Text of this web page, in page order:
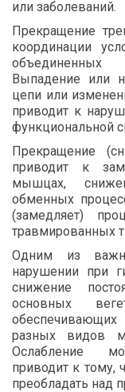
или заболеваний.
Прекращение
координации
Выпадение или
цепи или
приводит к
функциональной
Прекращение
приводит к
мышцах,
обменных
(замедляет)
травмированных
Одним из
нарушении при
снижение
основных
разных видов
Ослабление
приводит к тому,
преобладать над